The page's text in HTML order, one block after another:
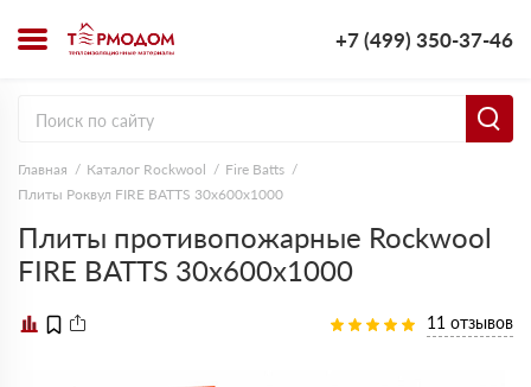
+7 (499) 350-37-46
Главная Каталог Rockwool
Fire Batts
Плиты Роквул FIRE BATTS 30х600х1000
Плиты противопожарные Rockwool
FIRE BATTS 30х600х1000
11 отзывов